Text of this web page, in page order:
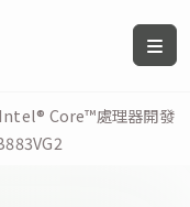
Core™處理器開發